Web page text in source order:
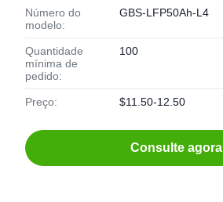
Número do
modelo:
GBS-LFP50Ah-L4
Quantidade
mínima de
pedido:
100
Preço: $11.50-12.50
Consulte agora